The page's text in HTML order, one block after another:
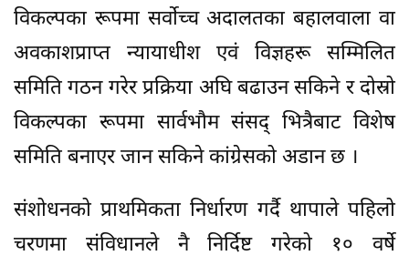
विकल्पका रूपमा सर्वोच्च अदालतका बहालवाला वा
अवकाशप्राप्त न्यायाधीश एवं विज्ञहरू सम्मिलित
समिति गठन गरेर प्रक्रिया अघि बढाउन सकिने र दोस्रो
विकल्पका रूपमा सार्वभौम संसद् भित्रैबाट विशेष
समिति बनाएर जान सकिने कांग्रेसको अडान छ ।
संशोधनको प्राथमिकता निर्धारण गर्दै थापाले पहिलो
चरणमा संविधानले नै निर्दिष्ट गरेको १० वर्षे